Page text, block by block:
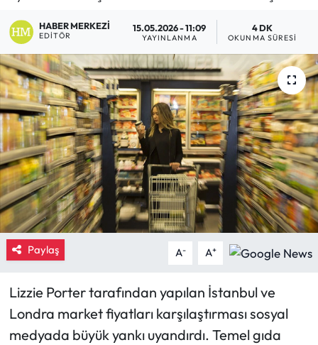
HABER MERKEZI
EDITÖR
15.05.2026 - 11:09
YAYINLANMA
4 DK
OKUNMA SÜRESI
Paylaş A- A+
Lizzie Porter tarafından yapılan İstanbul ve
Londra market fiyatları karşılaştırması sosyal
medyada büyük yankı uyandırdı. Temel gıda
Çorum Son Dakika Haberleri
Dodurga Haberleri
Eğitim
Ekonomi
Güncel
İskilip Haberleri
Kargı Haberleri
Kültür Sanat
Son Dakika Haberleri
Haber Arşivi